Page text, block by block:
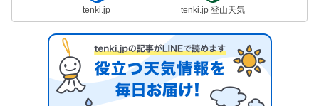
tenki.jp tenki.jp 登山天気